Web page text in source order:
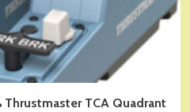
TCA Quadrant